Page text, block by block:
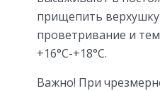
прищепить
проветривание и
+16°С-+18°С.
Важно! При